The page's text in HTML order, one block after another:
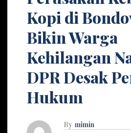
Kopi di
Bikin Warga
Kehilangan
DPR Desak
Hukum
By mimin